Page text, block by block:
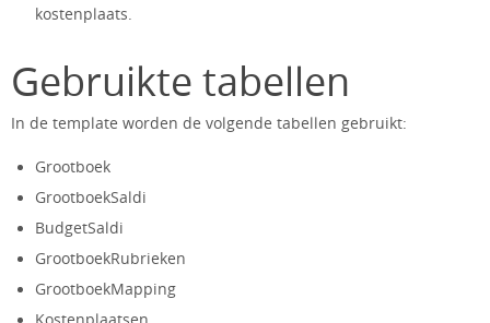
kostenplaats.
Gebruikte tabellen
In de template worden de volgende tabellen gebruikt:
Grootboek
GrootboekSaldi
BudgetSaldi
GrootboekRubrieken
GrootboekMapping